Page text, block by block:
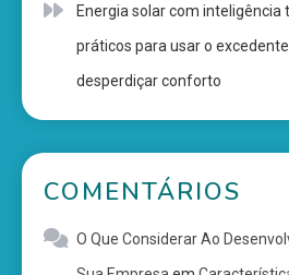
Energia solar com inteligência
práticos para usar o
desperdiçar conforto
COMENTÁRIOS
O Que Considerar Ao